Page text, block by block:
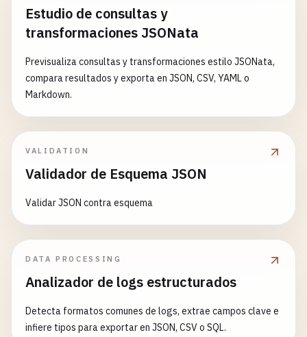
Estudio de consultas y
transformaciones JSONata
Previsualiza consultas y transformaciones estilo JSONata,
compara resultados y exporta en JSON, CSV, YAML o
Markdown.
VALIDATION
Validador de Esquema JSON
Validar JSON contra esquema
DATA PROCESSING
Analizador de logs estructurados
Detecta formatos comunes de logs, extrae campos clave e
infiere tipos para exportar en JSON, CSV o SQL.